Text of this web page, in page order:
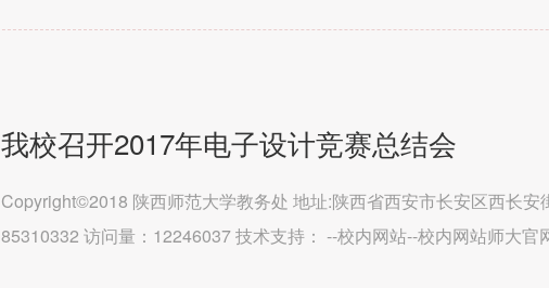
我校召开2017年电子设计竞赛总结会
Copyright©2018 陕西师范大学教务处 地址:陕西省西安市长安区西长安
85310332 访问量：12246037 技术支持： --校内网站--校内网站师大官